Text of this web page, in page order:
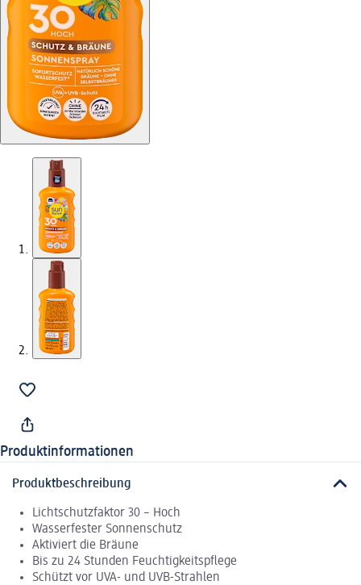
Produktinformationen
Produktbeschreibung
Lichtschutzfaktor 30 – Hoch
Wasserfester Sonnenschutz
Aktiviert die Bräune
Bis zu 24 Stunden Feuchtigkeitspflege
Schützt vor UVA- und UVB-Strahlen